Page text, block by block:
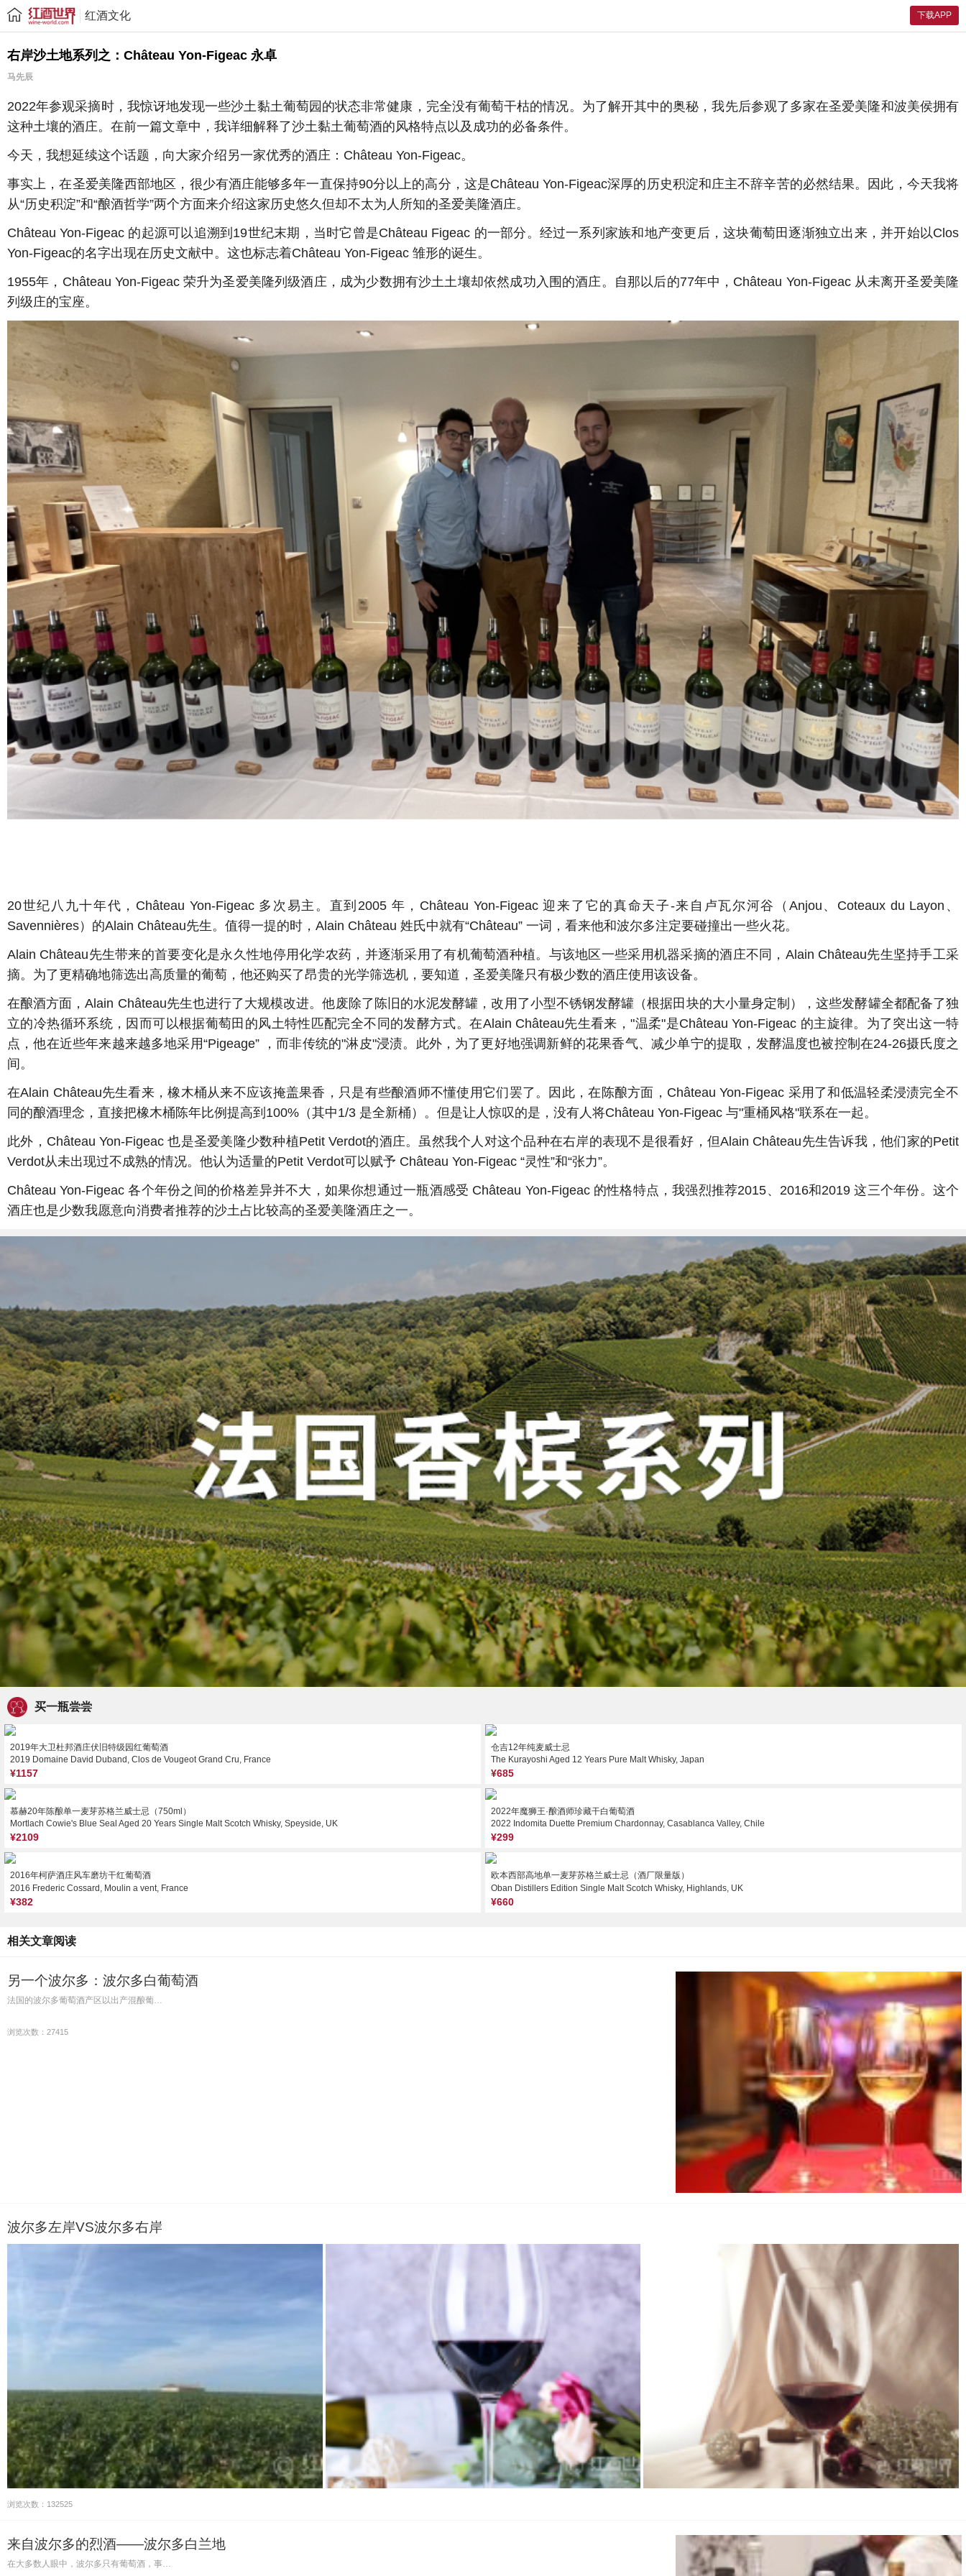
下载APP
红酒文化
右岸沙土地系列之：Château Yon-Figeac 永卓
马先辰
2022年参观采摘时，我惊讶地发现一些沙土黏土葡萄园的状态非常健康，完全没有葡萄干枯的情况。为了解开其中的奥秘，我先后参观了多家在圣爱美隆和波美侯拥有
这种土壤的酒庄。在前一篇文章中，我详细解释了沙土黏土葡萄酒的风格特点以及成功的必备条件。
今天，我想延续这个话题，向大家介绍另一家优秀的酒庄：Château Yon-Figeac。
事实上，在圣爱美隆西部地区，很少有酒庄能够多年一直保持90分以上的高分，这是Château Yon-Figeac深厚的历史积淀和庄主不辞辛苦的必然结果。因此，今天我将
从“历史积淀”和“酿酒哲学”两个方面来介绍这家历史悠久但却不太为人所知的圣爱美隆酒庄。
Château Yon-Figeac 的起源可以追溯到19世纪末期，当时它曾是Château Figeac 的一部分。经过一系列家族和地产变更后，这块葡萄田逐渐独立出来，并开始以Clos
Yon-Figeac的名字出现在历史文献中。这也标志着Château Yon-Figeac 雏形的诞生。
1955年，Château Yon-Figeac 荣升为圣爱美隆列级酒庄，成为少数拥有沙土土壤却依然成功入围的酒庄。自那以后的77年中，Château Yon-Figeac 从未离开圣爱美隆
列级庄的宝座。
20世纪八九十年代，Château Yon-Figeac 多次易主。直到2005 年，Château Yon-Figeac 迎来了它的真命天子-来自卢瓦尔河谷（Anjou、Coteaux du Layon、
Savennières）的Alain Château先生。值得一提的时，Alain Château 姓氏中就有“Château” 一词，看来他和波尔多注定要碰撞出一些火花。
Alain Château先生带来的首要变化是永久性地停用化学农药，并逐渐采用了有机葡萄酒种植。与该地区一些采用机器采摘的酒庄不同，Alain Château先生坚持手工采
摘。为了更精确地筛选出高质量的葡萄，他还购买了昂贵的光学筛选机，要知道，圣爱美隆只有极少数的酒庄使用该设备。
在酿酒方面，Alain Château先生也进行了大规模改进。他废除了陈旧的水泥发酵罐，改用了小型不锈钢发酵罐（根据田块的大小量身定制），这些发酵罐全都配备了独
立的冷热循环系统，因而可以根据葡萄田的风土特性匹配完全不同的发酵方式。在Alain Château先生看来，"温柔"是Château Yon-Figeac 的主旋律。为了突出这一特
点，他在近些年来越来越多地采用“Pigeage” ，而非传统的"淋皮"浸渍。此外，为了更好地强调新鲜的花果香气、减少单宁的提取，发酵温度也被控制在24-26摄氏度之
间。
在Alain Château先生看来，橡木桶从来不应该掩盖果香，只是有些酿酒师不懂使用它们罢了。因此，在陈酿方面，Château Yon-Figeac 采用了和低温轻柔浸渍完全不
同的酿酒理念，直接把橡木桶陈年比例提高到100%（其中1/3 是全新桶）。但是让人惊叹的是，没有人将Château Yon-Figeac 与"重桶风格"联系在一起。
此外，Château Yon-Figeac 也是圣爱美隆少数种植Petit Verdot的酒庄。虽然我个人对这个品种在右岸的表现不是很看好，但Alain Château先生告诉我，他们家的Petit
Verdot从未出现过不成熟的情况。他认为适量的Petit Verdot可以赋予 Château Yon-Figeac “灵性”和“张力”。
Château Yon-Figeac 各个年份之间的价格差异并不大，如果你想通过一瓶酒感受 Château Yon-Figeac 的性格特点，我强烈推荐2015、2016和2019 这三个年份。这个
酒庄也是少数我愿意向消费者推荐的沙土占比较高的圣爱美隆酒庄之一。
买一瓶尝尝
2019年大卫杜邦酒庄伏旧特级园红葡萄酒
2019 Domaine David Duband, Clos de Vougeot Grand Cru, France
¥1157
仓吉12年纯麦威士忌
The Kurayoshi Aged 12 Years Pure Malt Whisky, Japan
¥685
慕赫20年陈酿单一麦芽苏格兰威士忌（750ml）
Mortlach Cowie's Blue Seal Aged 20 Years Single Malt Scotch Whisky, Speyside, UK
¥2109
2022年魔狮王·酿酒师珍藏干白葡萄酒
2022 Indomita Duette Premium Chardonnay, Casablanca Valley, Chile
¥299
2016年柯萨酒庄风车磨坊干红葡萄酒
2016 Frederic Cossard, Moulin a vent, France
¥382
欧本西部高地单一麦芽苏格兰威士忌（酒厂限量版）
Oban Distillers Edition Single Malt Scotch Whisky, Highlands, UK
¥660
相关文章阅读
另一个波尔多：波尔多白葡萄酒
法国的波尔多葡萄酒产区以出产混酿葡…
浏览次数：27415
波尔多左岸VS波尔多右岸
浏览次数：132525
来自波尔多的烈酒——波尔多白兰地
在大多数人眼中，波尔多只有葡萄酒，事…